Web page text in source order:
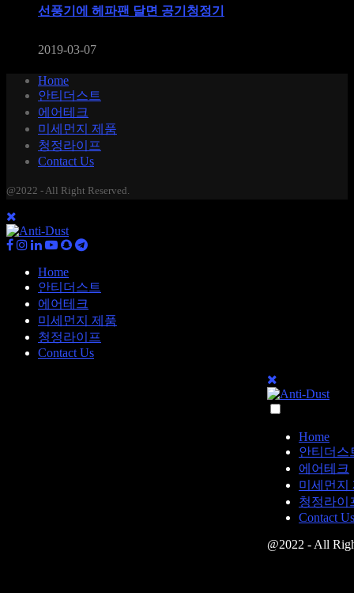
선풍기에 헤파팬 달면 공기청정기
2019-03-07
Home
안티더스트
에어테크
미세먼지 제품
청정라이프
Contact Us
@2022 - All Right Reserved.
Home
안티더스트
에어테크
미세먼지 제품
청정라이프
Contact Us
Home
안티더스
에어테크
미세먼지
청정라이
Contact Us
@2022 - All